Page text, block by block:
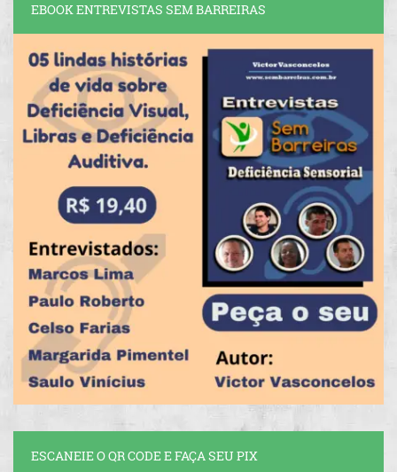
EBOOK ENTREVISTAS SEM BARREIRAS
ESCANEIE O QR CODE E FAÇA SEU PIX